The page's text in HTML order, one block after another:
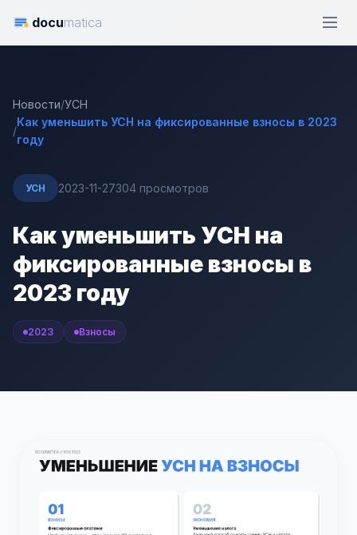
documatica
Новости/УСН
/
Как уменьшить УСН на фиксированные взносы в 2023
году
УСН 2023-11-27304 просмотров
Как уменьшить УСН на
фиксированные взносы в
2023 году
2023 Взносы